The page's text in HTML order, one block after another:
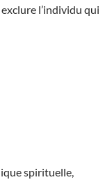
l’individu qui
spirituelle,